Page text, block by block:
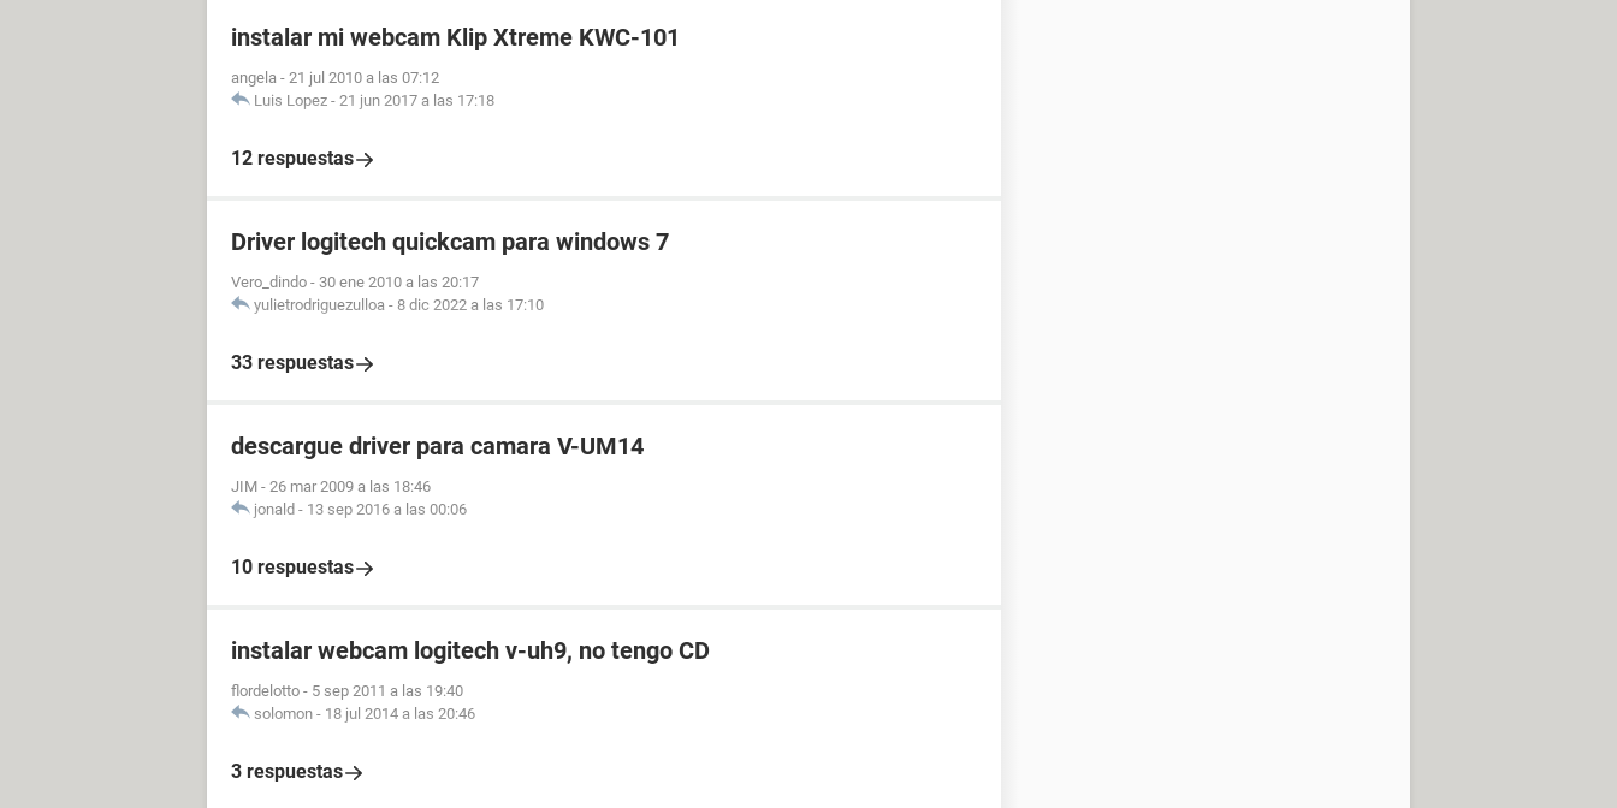
instalar mi webcam Klip Xtreme KWC-101
angela - 21 jul 2010 a las 07:12
Luis Lopez - 21 jun 2017 a las 17:18
12 respuestas
Driver logitech quickcam para windows 7
Vero_dindo - 30 ene 2010 a las 20:17
yulietrodriguezulloa - 8 dic 2022 a las 17:10
33 respuestas
descargue driver para camara V-UM14
JIM - 26 mar 2009 a las 18:46
jonald - 13 sep 2016 a las 00:06
10 respuestas
instalar webcam logitech v-uh9, no tengo CD
flordelotto - 5 sep 2011 a las 19:40
solomon - 18 jul 2014 a las 20:46
3 respuestas